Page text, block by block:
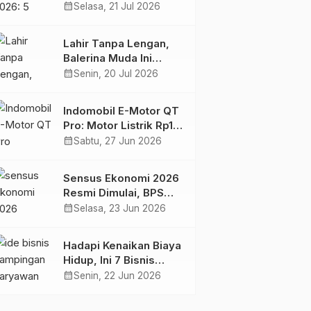
Harian yang Menjaga
calendar_monthSelasa, 21 Jul 2026
Lahir Tanpa Lengan,
Balerina Muda Ini
Inspirasi Ratusan Ribu
calendar_monthSenin, 20 Jul 2026
Indomobil E-Motor QT
Pro: Motor Listrik Rp18
Jutaan yang Bikin
calendar_monthSabtu, 27 Jun 2026
Sensus Ekonomi 2026
Resmi Dimulai, BPS
Tambah Tiga Sektor
calendar_monthSelasa, 23 Jun 2026
Hadapi Kenaikan Biaya
Hidup, Ini 7 Bisnis
Sampingan untuk
calendar_monthSenin, 22 Jun 2026